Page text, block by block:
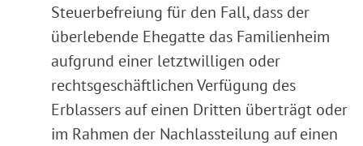
Steuerbefreiung für den Fall, dass der
überlebende Ehegatte das Familienheim
aufgrund einer letztwilligen oder
rechtsgeschäftlichen Verfügung des
Erblassers auf einen Dritten überträgt oder
im Rahmen der Nachlassteilung auf einen